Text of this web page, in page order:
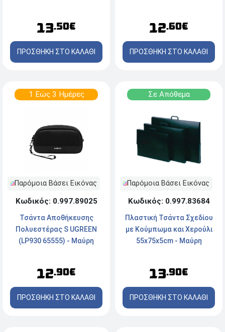
13.50€
ΠΡΟΣΘΗΚΗ ΣΤΟ ΚΑΛΑΘΙ
12.60€
ΠΡΟΣΘΗΚΗ ΣΤΟ ΚΑΛΑΘΙ
1 Εώς 3 Ημέρες
Παρόμοια Βάσει Εικόνας
Κωδικός: 0.997.89025
Τσάντα Αποθήκευσης
Πολυεστέρας S UGREEN
(LP930 65555) - Μαύρη
12.90€
ΠΡΟΣΘΗΚΗ ΣΤΟ ΚΑΛΑΘΙ
Σε Απόθεμα
Παρόμοια Βάσει Εικόνας
Κωδικός: 0.997.83684
Πλαστική Τσάντα Σχεδίου
με Κούμπωμα και Χερούλι
55x75x5cm - Μαύρη
13.90€
ΠΡΟΣΘΗΚΗ ΣΤΟ ΚΑΛΑΘΙ